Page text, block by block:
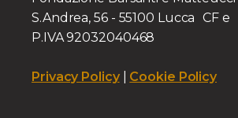
S.Andrea, 56 - 55100 Lucca CF e
P.IVA 92032040468
Privacy Policy| Cookie Policy